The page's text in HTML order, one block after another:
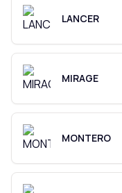
LANCER
MIRAGE
MONTERO